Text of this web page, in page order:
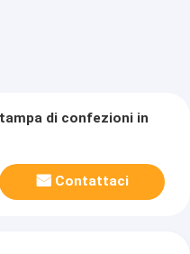
di confezioni in
Contattaci